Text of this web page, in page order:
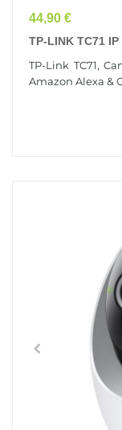
Prix
44,90 €
TP-LINK TC71 IP
TP-Link TC71,
Amazon Alexa &